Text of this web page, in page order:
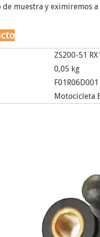
muestra y eximiremos
ZS200-51
0,05 kg
F01R06D001
Motocicleta